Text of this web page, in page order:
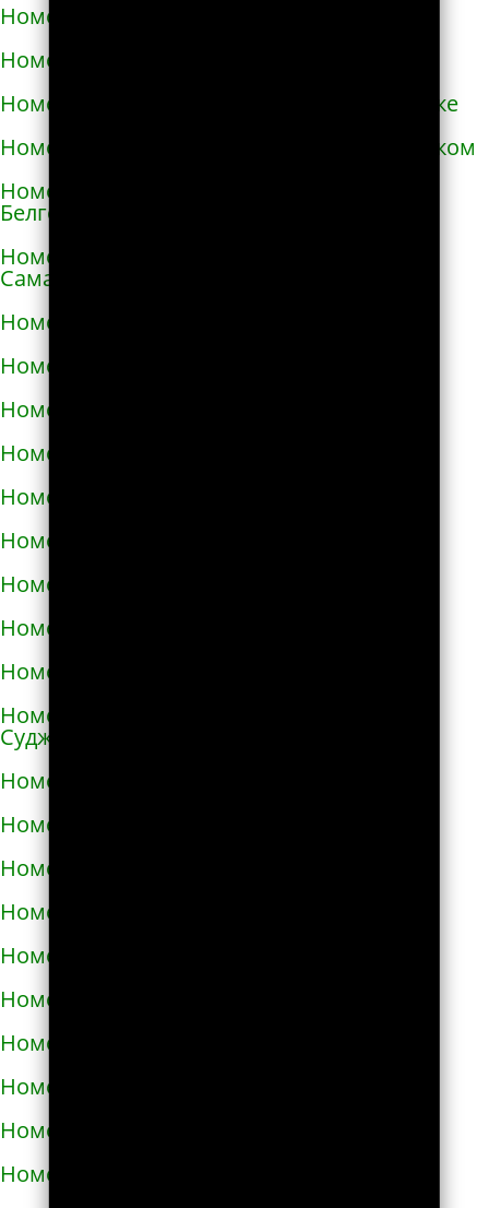
Номера телефонов такси в Алейске
Номера телефонов такси в Александрове
Номера телефонов такси в Александровске
Номера телефонов такси в Александровском
Номера телефонов такси в Алексеевке
Белгородской области
Номера телефонов такси в Алексеевке
Самарской области
Номера телефонов такси в Алексине
Номера телефонов такси в Алупке
Номера телефонов такси в Алуште
Номера телефонов такси в Альметьевске
Номера телефонов такси в Амурске
Номера телефонов такси в Анадыре
Номера телефонов такси в Анапе
Номера телефонов такси в Ангарске
Номера телефонов такси в Андреаполе
Номера телефонов такси в Анжеро-
Судженске
Номера телефонов такси в Аниве
Номера телефонов такси в Анне
Номера телефонов такси в Апатитах
Номера телефонов такси в Апрелевке
Номера телефонов такси в Апшеронске
Номера телефонов такси в Арамиле
Номера телефонов такси в Аргуне
Номера телефонов такси в Ардатове
Номера телефонов такси в Ардоне
Номера телефонов такси в Арзамасе